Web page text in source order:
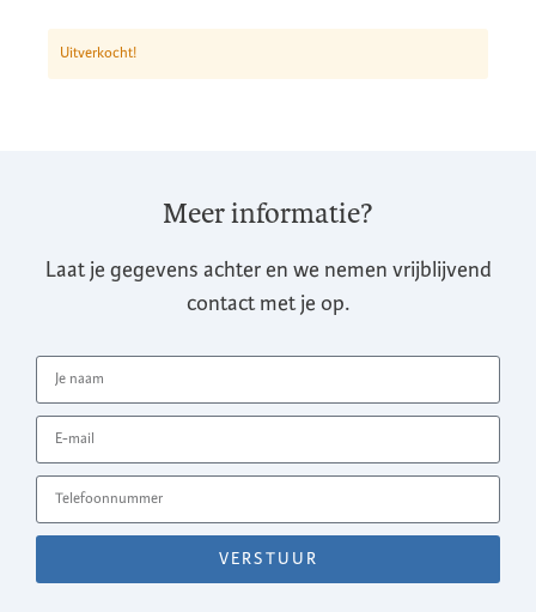
Uitverkocht!
Meer informatie?
Laat je gegevens achter en we nemen vrijblijvend
contact met je op.
VERSTUUR